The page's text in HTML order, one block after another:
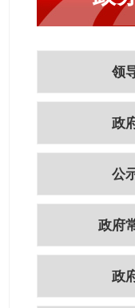
领
政
公
政府
政